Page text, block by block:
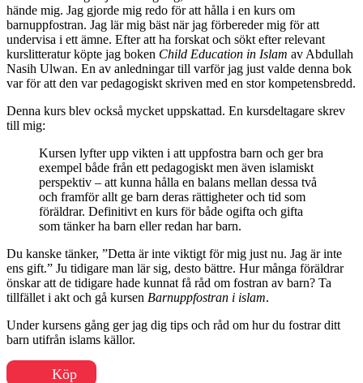
hände mig. Jag gjorde mig redo för att hålla i en kurs om
barnuppfostran. Jag lär mig bäst när jag förbereder mig för att
undervisa i ett ämne. Efter att ha forskat och sökt efter relevant
kurslitteratur köpte jag boken Child Education in Islam av Abdullah
Nasih Ulwan. En av anledningar till varför jag just valde denna bok
var för att den var pedagogiskt skriven med en stor kompetensbredd.
Denna kurs blev också mycket uppskattad. En kursdeltagare skrev
till mig:
Kursen lyfter upp vikten i att uppfostra barn och ger bra
exempel både från ett pedagogiskt men även islamiskt
perspektiv – att kunna hålla en balans mellan dessa två
och framför allt ge barn deras rättigheter och tid som
föräldrar. Definitivt en kurs för både ogifta och gifta
som tänker ha barn eller redan har barn.
Du kanske tänker, ”Detta är inte viktigt för mig just nu. Jag är inte
ens gift.” Ju tidigare man lär sig, desto bättre. Hur många föräldrar
önskar att de tidigare hade kunnat få råd om fostran av barn? Ta
tillfället i akt och gå kursen Barnuppfostran i islam.
Under kursens gång ger jag dig tips och råd om hur du fostrar ditt
barn utifrån islams källor.
Köp